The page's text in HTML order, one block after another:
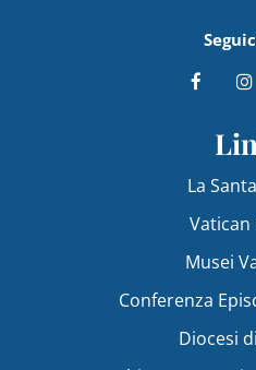
La
Vatican
Musei
Conferenza
Diocesi